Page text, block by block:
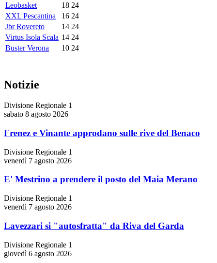
Leobasket 18 24
XXL Pescantina
16 24
Jbr Rovereto
14 24
Virtus Isola Scala 14 24
Buster Verona
10 24
Notizie
Divisione Regionale 1
sabato 8 agosto 2026
Frenez e Vinante approdano sulle rive del Benaco
Divisione Regionale 1
venerdì 7 agosto 2026
E' Mestrino a prendere il posto del Maia Merano
Divisione Regionale 1
venerdì 7 agosto 2026
Lavezzari si "autosfratta" da Riva del Garda
Divisione Regionale 1
giovedì 6 agosto 2026